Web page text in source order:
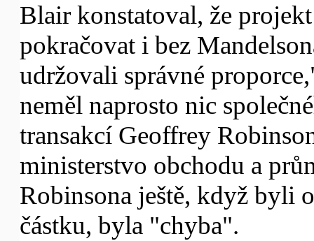
Blair konstatoval, že
pokračovat i bez
udržovali správné
neměl naprosto nic
transakcí Geoffrey
ministerstvo obchodu a
Robinsona ještě, když byli
částku, byla "chyba".